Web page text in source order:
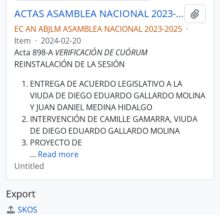
ACTAS ASAMBLEA NACIONAL 2023-2025
EC AN ABJLM ASAMBLEA NACIONAL 2023-2025 ·
Item · 2024-02-20
Acta 898-A VERIFICACIÓN DE CUÓRUM
REINSTALACIÓN DE LA SESIÓN
ENTREGA DE ACUERDO LEGISLATIVO A LA
VIUDA DE DIEGO EDUARDO GALLARDO MOLINA
Y JUAN DANIEL MEDINA HIDALGO
INTERVENCIÓN DE CAMILLE GAMARRA, VIUDA
DE DIEGO EDUARDO GALLARDO MOLINA
PROYECTO DE
… Read more
Untitled
Export
SKOS